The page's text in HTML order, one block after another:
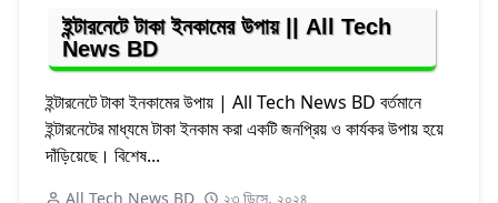
ইন্টারনেটে টাকা ইনকামের উপায় || All Tech
News BD
ইন্টারনেটে টাকা ইনকামের উপায় | All Tech News BD বর্তমানে
ইন্টারনেটের মাধ্যমে টাকা ইনকাম করা একটি জনপ্রিয় ও কার্যকর উপায় হয়ে
দাঁড়িয়েছে। বিশেষ...
All Tech News BD ২৩ ডিসে, ২০২৪